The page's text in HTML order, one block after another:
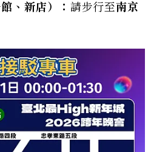
、新店）： 請步行至南京